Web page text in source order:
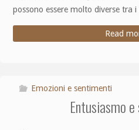
possono essere molto diverse tra i
Read
Emozioni e sentimenti
Entusiasmo